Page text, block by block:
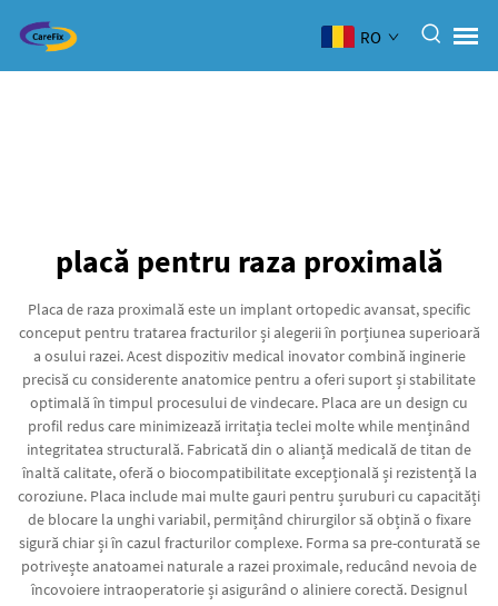
RO
placă pentru raza proximală
Placa de raza proximală este un implant ortopedic avansat, specific
conceput pentru tratarea fracturilor și alegerii în porțiunea superioară
a osului razei. Acest dispozitiv medical inovator combină inginerie
precisă cu considerente anatomice pentru a oferi suport și stabilitate
optimală în timpul procesului de vindecare. Placa are un design cu
profil redus care minimizează irritația teclei molte while menținând
integritatea structurală. Fabricată din o alianță medicală de titan de
înaltă calitate, oferă o biocompatibilitate excepțională și rezistență la
coroziune. Placa include mai multe gauri pentru șuruburi cu capacități
de blocare la unghi variabil, permițând chirurgilor să obțină o fixare
sigură chiar și în cazul fracturilor complexe. Forma sa pre-conturată se
potrivește anatoamei naturale a razei proximale, reducând nevoia de
încovoiere intraoperatorie și asigurând o aliniere corectă. Designul